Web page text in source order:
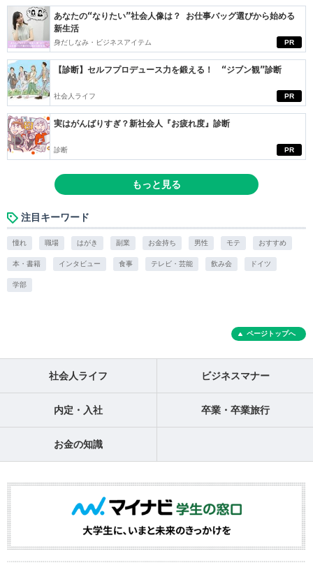
PR
あなたの“なりたい”社会人像は？ お仕事バッグ選びから始める
新生活
身だしなみ・ビジネスアイテム
PR
【診断】セルフプロデュース力を鍛える！ “ジブン観”診断
社会人ライフ
PR
実はがんばりすぎ？新社会人『お疲れ度』診断
診断
もっと見る
注目キーワード
憧れ 職場 はがき 副業 お金持ち 男性 モテ おすすめ
本・書籍 インタビュー 食事 テレビ・芸能 飲み会 ドイツ
学部
ページトップへ
社会人ライフ ビジネスマナー
内定・入社 卒業・卒業旅行
お金の知識